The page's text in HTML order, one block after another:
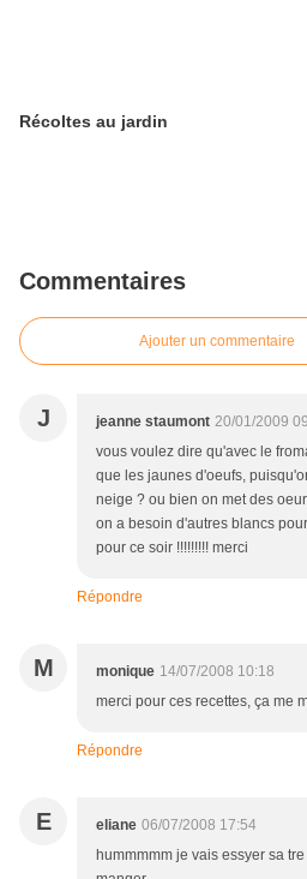
Récoltes au jardin
Commentaires
Ajouter un commentaire
J jeanne staumont 20/01/2009
vous voulez dire qu'avec le
que les jaunes d'oeufs,
neige ? ou bien on met des
on a besoin d'autres blancs
pour ce soir !!!!!!!!! merci
Répondre
M monique 14/07/2008 10:18
merci pour ces recettes, ça me
Répondre
E eliane 06/07/2008 17:54
hummmmm je vais essyer sa